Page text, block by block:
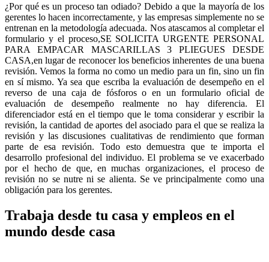
¿Por qué es un proceso tan odiado? Debido a que la mayoría de los
gerentes lo hacen incorrectamente, y las empresas simplemente no se
entrenan en la metodología adecuada. Nos atascamos al completar el
formulario y el proceso,SE SOLICITA URGENTE PERSONAL
PARA EMPACAR MASCARILLAS 3 PLIEGUES DESDE
CASA,en lugar de reconocer los beneficios inherentes de una buena
revisión. Vemos la forma no como un medio para un fin, sino un fin
en sí mismo. Ya sea que escriba la evaluación de desempeño en el
reverso de una caja de fósforos o en un formulario oficial de
evaluación de desempeño realmente no hay diferencia. El
diferenciador está en el tiempo que le toma considerar y escribir la
revisión, la cantidad de aportes del asociado para el que se realiza la
revisión y las discusiones cualitativas de rendimiento que forman
parte de esa revisión. Todo esto demuestra que te importa el
desarrollo profesional del individuo. El problema se ve exacerbado
por el hecho de que, en muchas organizaciones, el proceso de
revisión no se nutre ni se alienta. Se ve principalmente como una
obligación para los gerentes.
Trabaja desde tu casa y empleos en el
mundo desde casa